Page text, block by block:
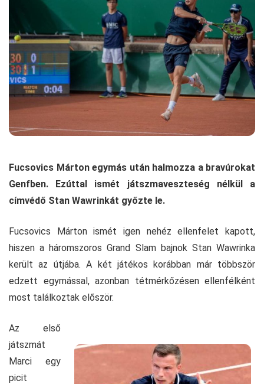
Fucsovics Márton egymás után halmozza a bravúrokat
Genfben. Ezúttal ismét játszmaveszteség nélkül a
címvédő Stan Wawrinkát győzte le.
Fucsovics Márton ismét igen nehéz ellenfelet kapott,
hiszen a háromszoros Grand Slam bajnok Stan Wawrinka
került az útjába. A két játékos korábban már többször
edzett egymással, azonban tétmérkőzésen ellenfélként
most találkoztak először.
Az első
játszmát
Marci egy
picit